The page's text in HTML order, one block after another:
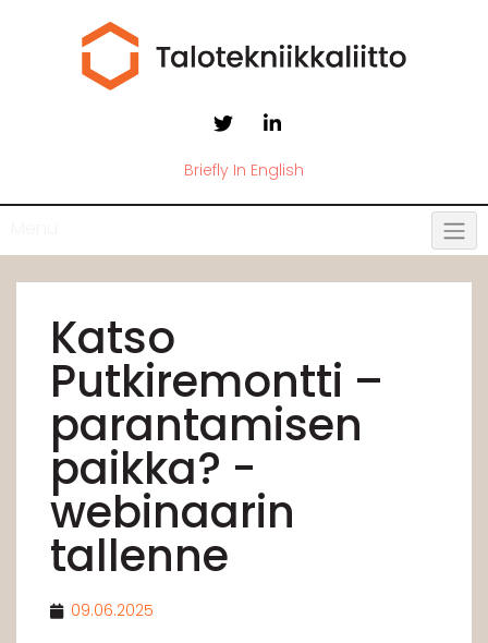
Briefly In English
Katso
Putkiremontti –
parantamisen
paikka? -
webinaarin
tallenne
09.06.2025